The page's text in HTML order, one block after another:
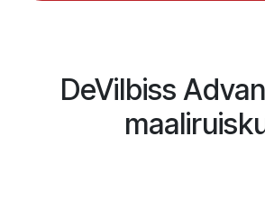
DeVilbiss